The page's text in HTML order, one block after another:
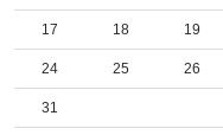
17 18 19
24 25 26
31